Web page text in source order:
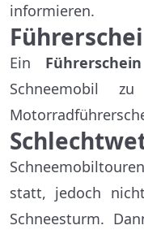
informieren.
Ein
Schneemobil
statt, jedoch
Schneesturm.